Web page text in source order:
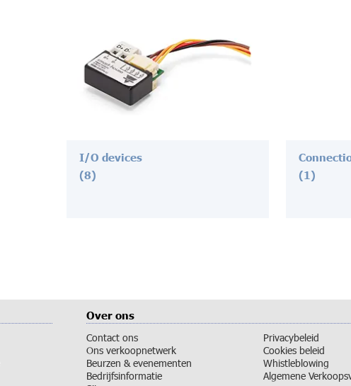
I/O devices
(8)
(1)
Over ons
Contact ons
Ons verkoopnetwerk
Beurzen & evenementen
Bedrijfsinformatie
Privacybeleid
Cookies beleid
Whistleblowing
Algemene